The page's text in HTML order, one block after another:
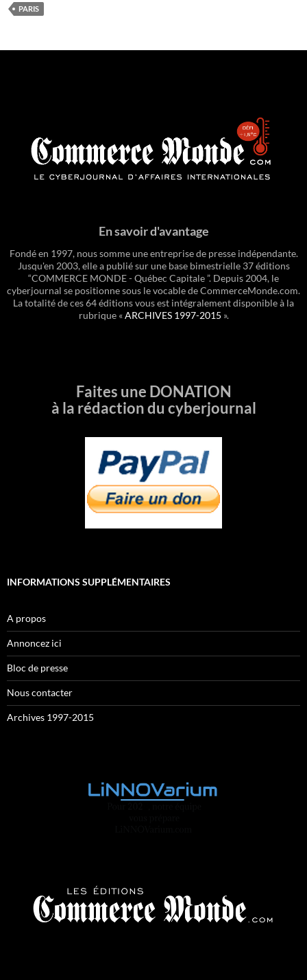
PARIS
En savoir d'avantage
Fondé en 1997, nous somme une entreprise de presse indépendante.
Jusqu'en 2003, elle a publié sur une base bimestrielle 37 éditions
“COMMERCE MONDE - Québec Capitale ”. Depuis 2004, le
cyberjournal se positionne sous le vocable de CommerceMonde.com.
La totalité de ces 64 éditions vous est intégralement disponible à la
rubrique «ARCHIVES 1997-2015 ».
Faites une DONATION
à la rédaction du cyberjournal
INFORMATIONS SUPPLÉMENTAIRES
A propos
Annoncez ici
Bloc de presse
Nous contacter
Archives 1997-2015